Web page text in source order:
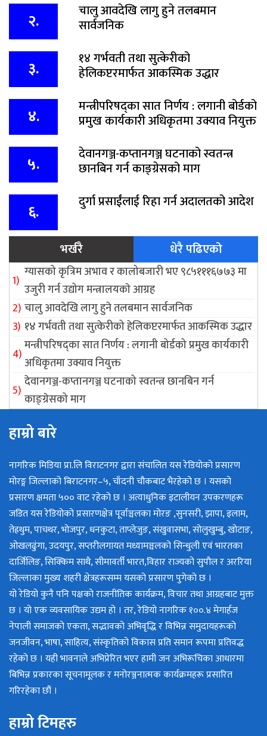
२. चालु आवदेखि लागु हुने तलबमान
सार्वजनिक
३. १४ गर्भवती तथा सुत्केरीको
हेलिकप्टरमार्फत आकस्मिक उद्धार
४. मन्त्रीपरिषद्का सात निर्णय : लगानी बोर्डको
प्रमुख कार्यकारी अधिकृतमा उक्याव नियुक्त
५. देवानगञ्ज-कप्तानगञ्ज घटनाको स्वतन्त्र
छानबिन गर्न काङ्ग्रेसको माग
६. दुर्गा प्रसाईंलाई रिहा गर्न अदालतको आदेश
भर्खरै धेरै पढिएको
ग्यासको कृत्रिम अभाव र कालोबजारी भए ९८५१११६७७३ मा
उजुरी गर्न उद्योग मन्त्रालयकाे आग्रह
चालु आवदेखि लागु हुने तलबमान सार्वजनिक
१४ गर्भवती तथा सुत्केरीको हेलिकप्टरमार्फत आकस्मिक उद्धार
मन्त्रीपरिषद्का सात निर्णय : लगानी बोर्डको प्रमुख कार्यकारी
अधिकृतमा उक्याव नियुक्त
देवानगञ्ज-कप्तानगञ्ज घटनाको स्वतन्त्र छानबिन गर्न
काङ्ग्रेसको माग
हाम्रो बारे
नागरिक मिडिया प्रा.लि विराटनगर द्वारा संचालित यस रेडियोको प्रसारण
मोरङ्ग जिल्लाको बिराटनगर–५, चाँदनी चौकबाट भैरहेको छ । यसको
प्रसारण क्षमता ५०० वाट रहेको छ । अत्याधुनिक इटालीयन उपकरणहरू
जडित यस रेडियोको प्रसारणक्षेत्र पूर्वाञ्चलका मोरङ ,सुनसरी, झापा, इलाम,
तेह्रथुम, पाचथर, भोजपुर, धनकुटा, ताप्लेजुङ, संखुवासभा, सोलुखुम्बु, खोटाङ,
ओखलढुंगा, उदयपुर, सप्तरीलगायत मध्यामञ्चलको सिन्धुली एवं भारतका
दार्जिलिङ, सिक्किम साथै, सीमावर्ती भारत,विहार राज्यको सुपौल र अररिया
जिल्लाका मुख्य शहरी क्षेत्रहरूसम्म यसको प्रसारण पुगेको छ ।
यो रेडियो कुनै पनि पक्षको राजनीतिक कार्यक्रम, विचार तथा आग्रहबाट मुक्त
छ । यो एक व्यवसायिक उद्यम हो । तर, रेडियो नागरिक १००.४ मेगार्हज
नेपाली समाजको एकता, सद्भावको अभिवृद्धि र विभिन्न समुदायहरूको
जनजीवन, भाषा, साहित्य, संस्कृतिको विकास प्रति समान रूपमा प्रतिवद्ध
रहेको छ । यही भावनाले अभिप्रेरित भएर हामी जन अभिरूचिका आधारमा
बिभिन्न प्रकारका सूचनामूलक र मनोरञ्जनात्मक कार्यक्रमहरू प्रसारित
गरिरहेका छौं ।
हाम्रो टिमहरु